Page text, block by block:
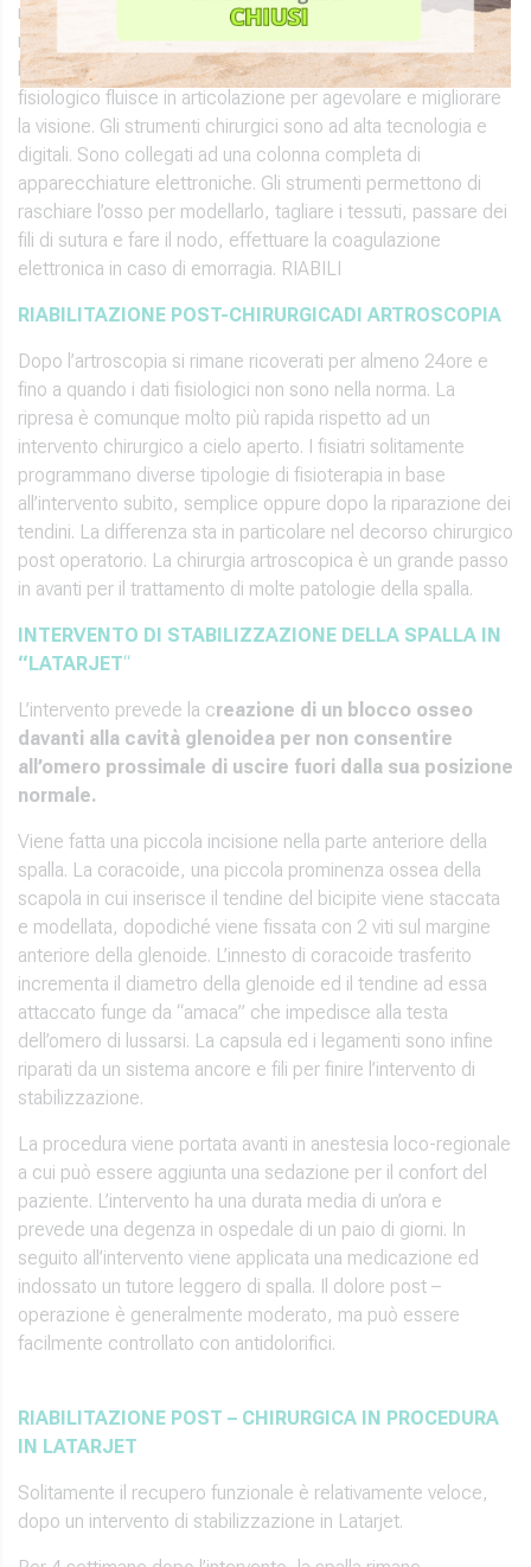
monitor. Il chirurgo farà delle piccole incisioni di circa 5 – 7
mm sulla spalla per introdurre, oltre all’artroscopio, anche
l’apposita strumentazione chirurgica. Nel mentre altro liquido
fisiologico fluisce in articolazione per agevolare e migliorare
la visione. Gli strumenti chirurgici sono ad alta tecnologia e
digitali. Sono collegati ad una colonna completa di
apparecchiature elettroniche. Gli strumenti permettono di
raschiare l’osso per modellarlo, tagliare i tessuti, passare dei
fili di sutura e fare il nodo, effettuare la coagulazione
elettronica in caso di emorragia. RIABILI
RIABILITAZIONE POST-CHIRURGICADI ARTROSCOPIA
Dopo l’artroscopia si rimane ricoverati per almeno 24ore e
fino a quando i dati fisiologici non sono nella norma. La
ripresa è comunque molto più rapida rispetto ad un
intervento chirurgico a cielo aperto. I fisiatri solitamente
programmano diverse tipologie di fisioterapia in base
all’intervento subito, semplice oppure dopo la riparazione dei
tendini. La differenza sta in particolare nel decorso chirurgico
post operatorio. La chirurgia artroscopica è un grande passo
in avanti per il trattamento di molte patologie della spalla.
INTERVENTO DI STABILIZZAZIONE DELLA SPALLA IN
“LATARJET“
L’intervento prevede la creazione di un blocco osseo
davanti alla cavità glenoidea per non consentire
all’omero prossimale di uscire fuori dalla sua posizione
normale.
Viene fatta una piccola incisione nella parte anteriore della
spalla. La coracoide, una piccola prominenza ossea della
scapola in cui inserisce il tendine del bicipite viene staccata
e modellata, dopodiché viene fissata con 2 viti sul margine
anteriore della glenoide. L’innesto di coracoide trasferito
incrementa il diametro della glenoide ed il tendine ad essa
attaccato funge da “amaca” che impedisce alla testa
dell’omero di lussarsi. La capsula ed i legamenti sono infine
riparati da un sistema ancore e fili per finire l’intervento di
stabilizzazione.
La procedura viene portata avanti in anestesia loco-regionale
a cui può essere aggiunta una sedazione per il confort del
paziente. L’intervento ha una durata media di un’ora e
prevede una degenza in ospedale di un paio di giorni. In
seguito all’intervento viene applicata una medicazione ed
indossato un tutore leggero di spalla. Il dolore post –
operazione è generalmente moderato, ma può essere
facilmente controllato con antidolorifici.
RIABILITAZIONE POST – CHIRURGICA IN PROCEDURA
IN LATARJET
Solitamente il recupero funzionale è relativamente veloce,
dopo un intervento di stabilizzazione in Latarjet.